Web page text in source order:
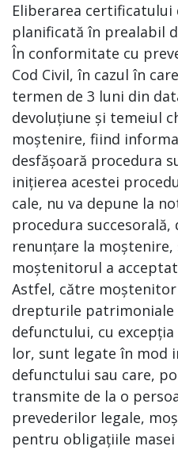
Eliberarea
planificată în prealabil
În conformitate cu
Cod Civil, în cazul în
termen de 3 luni din
devoluțiune și temeiul
moștenire, fiind
desfășoară procedura
inițierea acestei
cale, nu va depune la
procedura
renunțare la moștenire,
moștenitorul a
Astfel, către
drepturile patrimoniale
defunctului, cu
lor, sunt legate în mod
defunctului sau care,
transmite de la o
prevederilor legale,
pentru obligațiile masei